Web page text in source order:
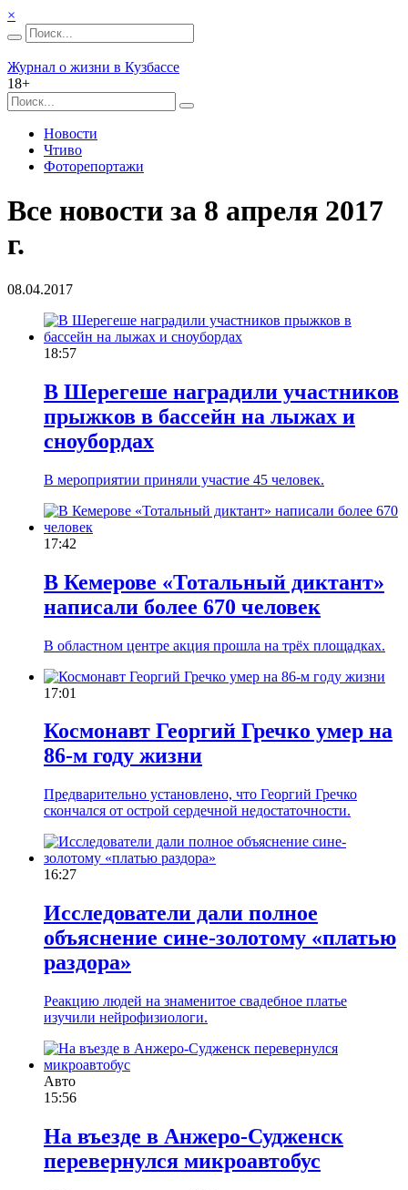
×
Журнал о жизни в Кузбассе
18+
Новости
Чтиво
Фоторепортажи
Все новости за 8 апреля 2017
г.
08.04.2017
18:57
В Шерегеше наградили участников
прыжков в бассейн на лыжах и
сноубордах
В мероприятии приняли участие 45 человек.
17:42
В Кемерове «Тотальный диктант»
написали более 670 человек
В областном центре акция прошла на трёх площадках.
17:01
Космонавт Георгий Гречко умер на
86-м году жизни
Предварительно установлено, что Георгий Гречко
скончался от острой сердечной недостаточности.
16:27
Исследователи дали полное
объяснение сине-золотому «платью
раздора»
Реакцию людей на знаменитое свадебное платье
изучили нейрофизиологи.
Авто
15:56
На въезде в Анжеро-Судженск
перевернулся микроавтобус